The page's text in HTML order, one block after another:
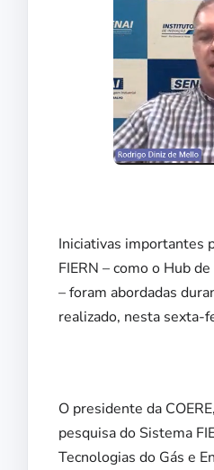
Iniciativas importantes
FIERN – como o Hub
– foram abordadas
realizado, nesta sexta-
O presidente da
pesquisa do Sistema
Tecnologias do Gás e